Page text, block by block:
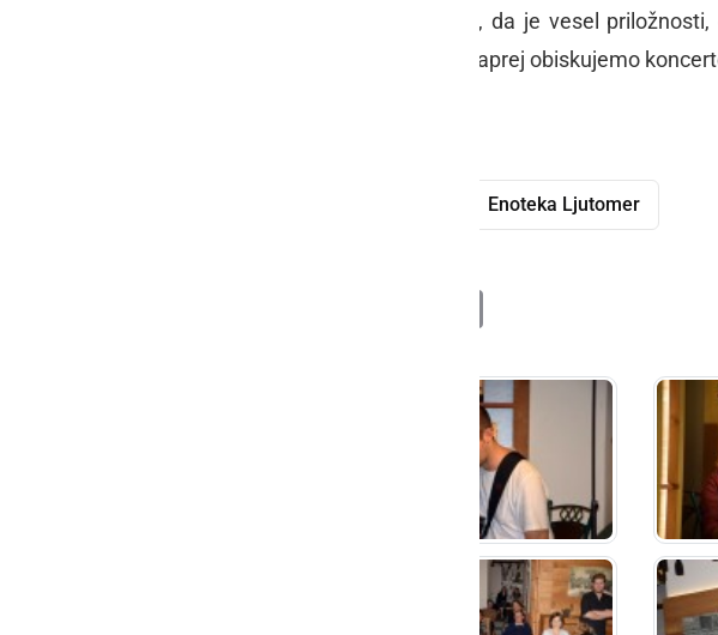
CD-ju Misnomer II … Predvsem pa, da je vesel
občinstvu in nas vse pozval, da še naprej obiskujemo
Enoteka Ljutomer
PrintFriendly